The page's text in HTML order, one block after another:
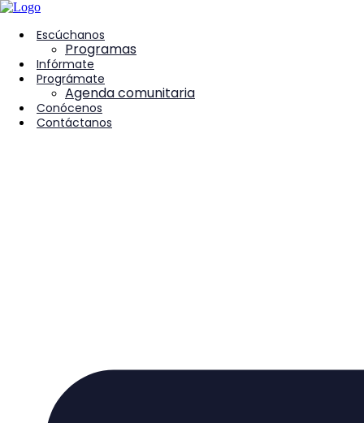
contenido
Escúchanos
Programas
Infórmate
Prográmate
Agenda comunitaria
Conócenos
Contáctanos